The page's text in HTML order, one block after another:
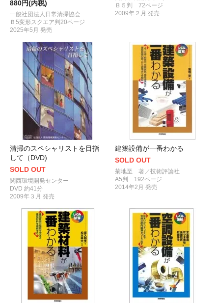
880円(内税)
一般社団法人日常清掃協会
Ｂ5変形スクエア判20ページ
2025年5月 発売
Ｂ５判 72ページ
2009年２月 発売
清掃のスペシャリストを目指
して（DVD)
SOLD OUT
関西環境開発センター
DVD 約41分
2009年３月 発売
建築設備が一番わかる
SOLD OUT
菊地至 著／技術評論社
A5判 192ページ
2014年2月 発売